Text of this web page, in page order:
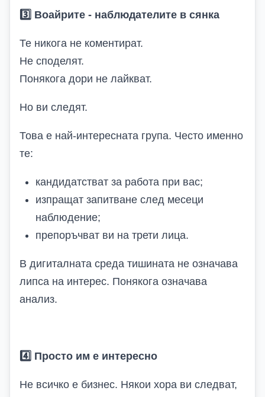
3️ Воайрите - наблюдателите в сянка
Те никога не коментират.
Не споделят.
Понякога дори не лайкват.
Но ви следят.
Това е най-интересната група. Често именно
те:
кандидатстват за работа при вас;
изпращат запитване след месеци
наблюдение;
препоръчват ви на трети лица.
В дигиталната среда тишината не означава
липса на интерес. Понякога означава
анализ.
4️ Просто им е интересно
Не всичко е бизнес. Някои хора ви следват,